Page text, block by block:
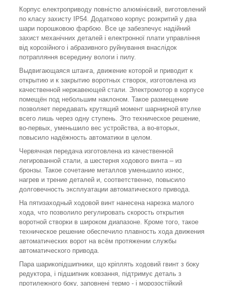
Корпус електроприводу повністю алюмінієвий, виготовлений
по класу захисту IP54. Додатково корпус розкритий у два
шари порошковою фарбою. Все це забезпечує надійний
захист механічних деталей і електронної плати управління
від корозійного і абразивного руйнування внаслідок
потрапляння всередину вологи і пилу.
Выдвигающаяся штанга, движение которой и приводит к
открытию и к закрытию воротных створок, изготовлена из
качественной нержавеющей стали. Электромотор в корпусе
помещён под небольшим наклоном. Такое размещение
позволяет передавать крутящий момент шарнирной втулке
всего лишь через одну ступень. Это техническое решение,
во-первых, уменьшило вес устройства, а во-вторых,
повысило надёжность автоматики в целом.
Червячная передача изготовлена из качественной
легированной стали, а шестерня ходового винта – из
бронзы. Такое сочетание металлов уменьшило износ,
нагрев и трение деталей и, соответственно, повысило
долговечность эксплуатации автоматического привода.
На пятизаходный ходовой винт нанесена нарезка малого
хода, что позволило регулировать скорость открытия
воротной створки в широком диапазоне. Кроме того, такое
техническое решение обеспечило плавность хода движения
автоматических ворот на всём протяжении службы
автоматического привода.
Пара шарикопідшипники, що кріплять ходовий гвинт з боку
редуктора, і підшипник ковзання, підтримує деталь з
протилежного боку, заповнені термо - і морозостійкий